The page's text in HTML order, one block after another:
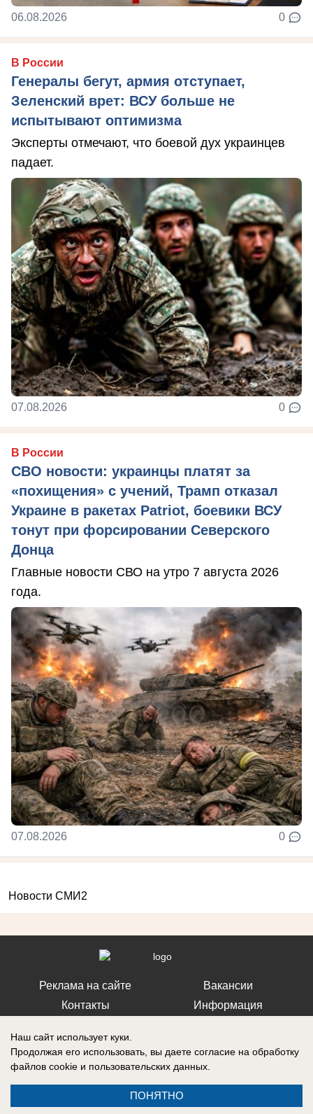
06.08.2026 0
В России
Генералы бегут, армия отступает,
Зеленский врет: ВСУ больше не
испытывают оптимизма
Эксперты отмечают, что боевой дух украинцев
падает.
07.08.2026 0
В России
СВО новости: украинцы платят за
«похищения» с учений, Трамп отказал
Украине в ракетах Patriot, боевики ВСУ
тонут при форсировании Северского
Донца
Главные новости СВО на утро 7 августа 2026
года.
07.08.2026 0
Новости СМИ2
Реклама на сайте
Контакты
Вакансии
Информация
массовых коммуникаций (Роскомнадзор) 17 августа 2018 г.
Наш сайт использует куки.
Продолжая его использовать, вы даете согласие на обработку
файлов cookie и пользовательских данных.
ПОНЯТНО